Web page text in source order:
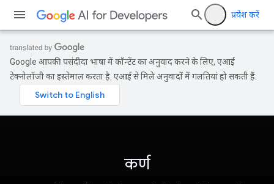
प्रवेश करें
Google आपकी पसंदीदा भाषा में कॉन्टेंट का अनुवाद करने के लिए, एआई
टेक्नोलॉजी का इस्तेमाल करता है. एआई से मिले अनुवादों में गलतियां हो सकती हैं.
कर्ण